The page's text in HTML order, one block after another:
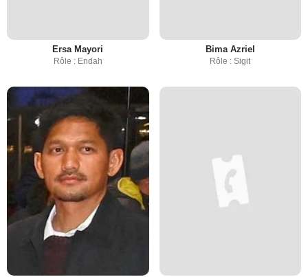
Ersa Mayori
Rôle : Endah
Bima Azriel
Rôle : Sigit